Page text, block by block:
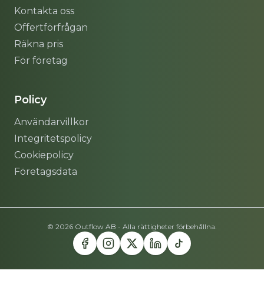
Kontakta oss
Offertförfrågan
Räkna pris
För företag
Policy
Användarvillkor
Integritetspolicy
Cookiepolicy
Företagsdata
© 2026 Outflow AB - Alla rättigheter förbehållna.